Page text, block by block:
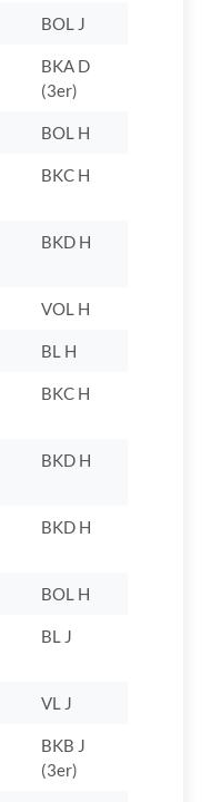
BOL J
BKA D
(3er)
BOL H
BKC H
BKD H
VOL H
BL H
BKC H
BKD H
BKD H
BOL H
BL J
VL J
BKB J
(3er)